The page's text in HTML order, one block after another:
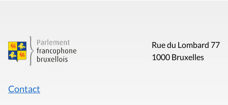
Rue du Lombard 77
1000 Bruxelles
Contact